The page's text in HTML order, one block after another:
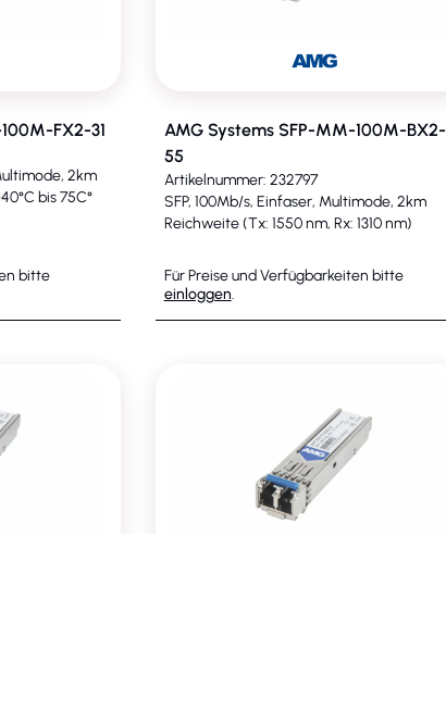
FX2-31
2km
bis 75C°
bitte
AMG Systems SFP-MM-100M-BX2-
55
Artikelnummer: 232797
SFP, 100Mb/s, Einfaser, Multimode, 2km
Reichweite (Tx: 1550 nm, Rx: 1310 nm)
Für Preise und Verfügbarkeiten bitte
einloggen.